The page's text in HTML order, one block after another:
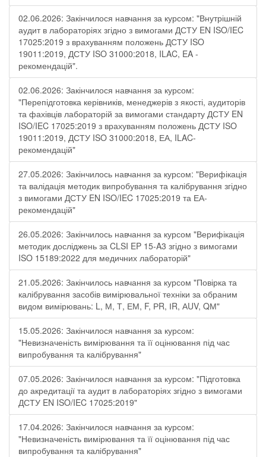
02.06.2026: Закінчилося навчання за курсом: "Внутрішній
аудит в лабораторіях згідно з вимогами ДСТУ EN ISO/IEC
17025:2019 з врахуванням положень ДСТУ ISO
19011:2019, ДСТУ ISO 31000:2018, ILAC, EA -
рекомендацій".
02.06.2026: Закінчилося навчання за курсом:
"Перепідготовка керівників, менеджерів з якості, аудиторів
та фахівців лабораторій за вимогами стандарту ДСТУ EN
ISO/IEC 17025:2019 з врахуванням положень ДСТУ ISO
19011:2019, ДСТУ ISO 31000:2018, ЕА, ILAC-
рекомендацій"
27.05.2026: Закінчилось навчання за курсом: "Верифікація
та валідація методик випробування та калібрування згідно
з вимогами ДСТУ EN ISO/IEC 17025:2019 та ЕА-
рекомендацій"
26.05.2026: Закінчилось навчання за курсом "Верифікація
методик досліджень за CLSI EP 15-A3 згідно з вимогами
ISO 15189:2022 для медичних лабораторій"
21.05.2026: Закінчилось навчання за курсом "Повірка та
калібрування засобів вимірювальної техніки за обраним
видом вимірювань: L, М, Т, ЕМ, F, РR, ІR, АUV, QМ"
15.05.2026: Закінчилося навчання за курсом:
"Невизначеність вимірювання та її оцінювання під час
випробування та калібрування"
07.05.2026: Закінчилося навчання за курсом: "Підготовка
до акредитації та аудит в лабораторіях згідно з вимогами
ДСТУ EN ISO/IEC 17025:2019"
17.04.2026: Закінчилося навчання за курсом:
"Невизначеність вимірювання та її оцінювання під час
випробування та калібрування"